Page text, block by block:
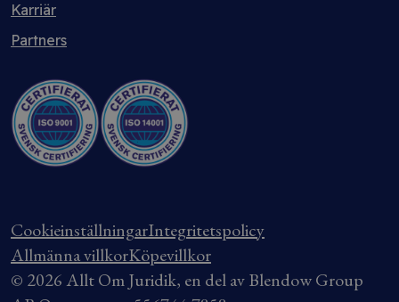
Karriär
Partners
CookieinställningarIntegritetspolicy
Allmänna villkorKöpevillkor
© 2026 Allt Om Juridik, en del av Blendow Group